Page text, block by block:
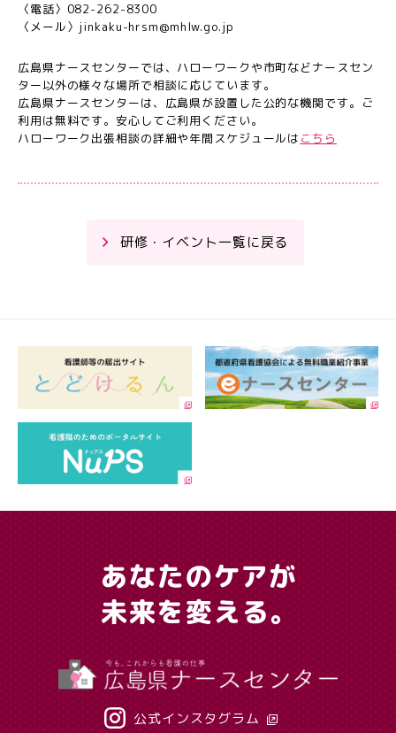
〈電話〉082-262-8300
〈メール〉jinkaku-hrsm@mhlw.go.jp
広島県ナースセンターでは、ハローワークや市町などナースセン
ター以外の様々な場所で相談に応じています。
広島県ナースセンターは、広島県が設置した公的な機関です。ご
利用は無料です。安心してご利用ください。
ハローワーク出張相談の詳細や年間スケジュールは こちら
研修・イベント一覧に戻る
公式インスタグラム